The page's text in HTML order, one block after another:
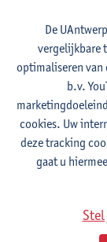
Verplichte
specialist
Leiderschap
vaardigheden
studiepunten
Lesgever(s):
studiepunten
De
vergelijkbare
optimaliseren van
b.v.
cookies. Uw
deze tracking
gaat u